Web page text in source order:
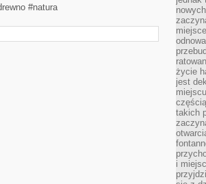
#natura
życie
jest
takich
i